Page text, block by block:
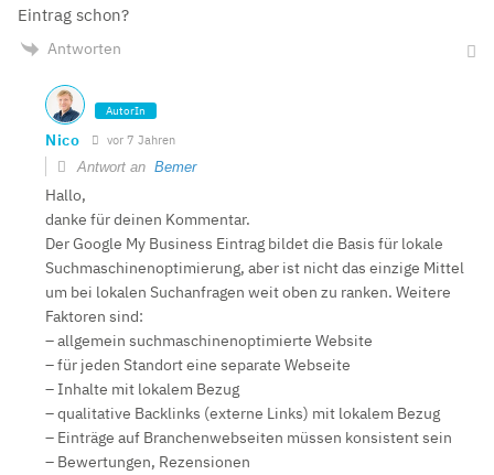
Eintrag schon?
Antworten
AutorIn
Nico vor 7 Jahren
Antwort an Bemer
Hallo,
danke für deinen Kommentar.
Der Google My Business Eintrag bildet die Basis für lokale
Suchmaschinenoptimierung, aber ist nicht das einzige Mittel
um bei lokalen Suchanfragen weit oben zu ranken. Weitere
Faktoren sind:
– allgemein suchmaschinenoptimierte Website
– für jeden Standort eine separate Webseite
– Inhalte mit lokalem Bezug
– qualitative Backlinks (externe Links) mit lokalem Bezug
– Einträge auf Branchenwebseiten müssen konsistent sein
– Bewertungen, Rezensionen